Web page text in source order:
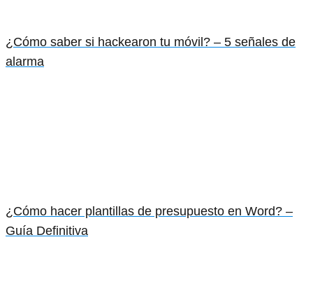
¿Cómo saber si hackearon tu móvil? – 5 señales de
alarma
¿Cómo hacer plantillas de presupuesto en Word? –
Guía Definitiva